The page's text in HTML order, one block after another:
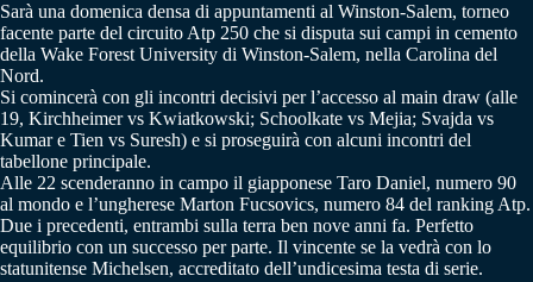
Sarà una domenica densa di appuntamenti al Winston-Salem, torneo
facente parte del circuito Atp 250 che si disputa sui campi in cemento
della Wake Forest University di Winston-Salem, nella Carolina del
Nord.
Si comincerà con gli incontri decisivi per l’accesso al main draw (alle
19, Kirchheimer vs Kwiatkowski; Schoolkate vs Mejia; Svajda vs
Kumar e Tien vs Suresh) e si proseguirà con alcuni incontri del
tabellone principale.
Alle 22 scenderanno in campo il giapponese Taro Daniel, numero 90
al mondo e l’ungherese Marton Fucsovics, numero 84 del ranking Atp.
Due i precedenti, entrambi sulla terra ben nove anni fa. Perfetto
equilibrio con un successo per parte. Il vincente se la vedrà con lo
statunitense Michelsen, accreditato dell’undicesima testa di serie.